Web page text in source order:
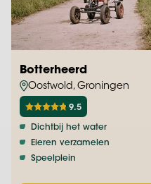
Botterheerd
Oostwold, Groningen
9.5
Dichtbij het water
Eieren verzamelen
Speelplein